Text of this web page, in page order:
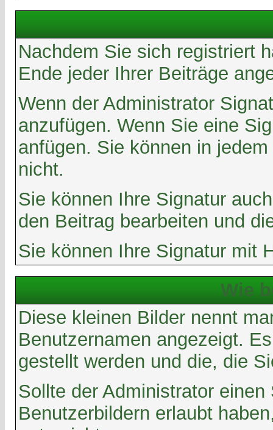
Nachdem Sie sich registriert
Ende jeder Ihrer Beiträge
Wenn der Administrator
anzufügen. Wenn Sie eine
anfügen. Sie können in
nicht.
Sie können Ihre Signatur
den Beitrag bearbeiten und
Sie können Ihre Signatur mit
Wie
Diese kleinen Bilder nennt
Benutzernamen angezeigt.
gestellt werden und die, die
Sollte der Administrator
Benutzerbildern erlaubt